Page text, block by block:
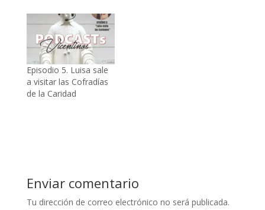
Episodio 5. Luisa sale
a visitar las Cofradías
de la Caridad
Enviar comentario
Tu dirección de correo electrónico no será publicada.